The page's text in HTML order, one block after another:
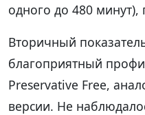
одного до 480
Вторичный
благоприятный
Preservative Free,
версии. Не